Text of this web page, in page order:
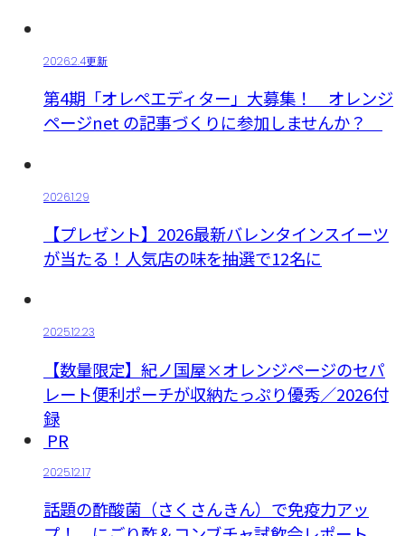
2026.2.4更新
第4期「オレペエディター」大募集！ オレンジ
ページnet の記事づくりに参加しませんか？
2026.1.29
【プレゼント】2026最新バレンタインスイーツ
が当たる！人気店の味を抽選で12名に
2025.12.23
【数量限定】紀ノ国屋×オレンジページのセパ
レート便利ポーチが収納たっぷり優秀／2026付
録
PR
2025.12.17
話題の酢酸菌（さくさんきん）で免疫力アッ